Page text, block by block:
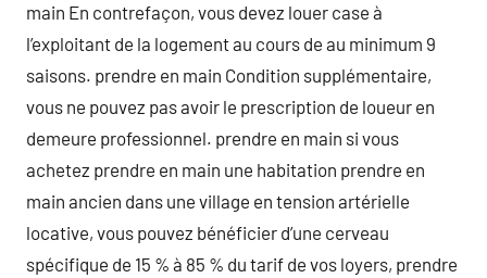
main En contrefaçon, vous devez louer case à
l’exploitant de la logement au cours de au minimum 9
saisons. prendre en main Condition supplémentaire,
vous ne pouvez pas avoir le prescription de loueur en
demeure professionnel. prendre en main si vous
achetez prendre en main une habitation prendre en
main ancien dans une village en tension artérielle
locative, vous pouvez bénéficier d’une cerveau
spécifique de 15 % à 85 % du tarif de vos loyers, prendre